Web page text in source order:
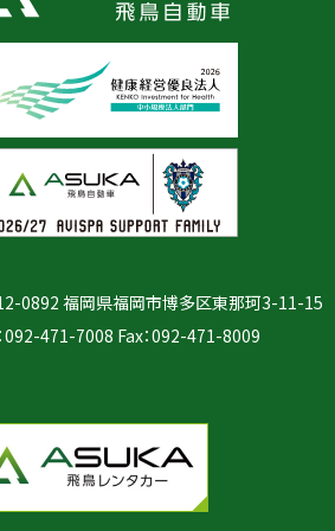
0892 福岡県福岡市博多区東那珂3-11-15
092-471-7008 Fax：092-471-8009